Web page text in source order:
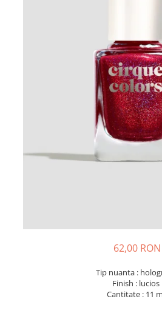
62,00 RON
Tip nuanta :
Finish : lucios
Cantitate : 11